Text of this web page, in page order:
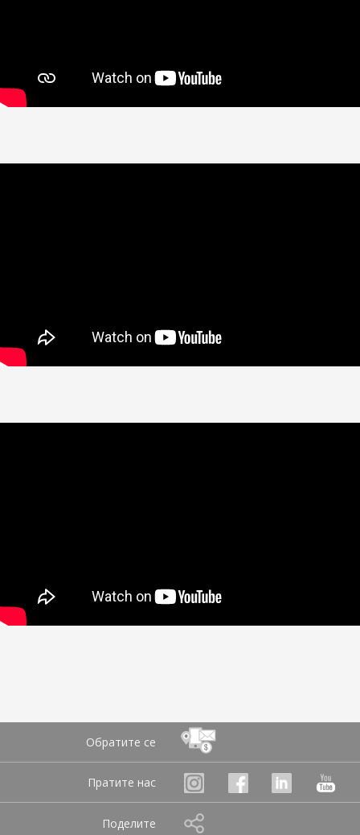
Пратите нас
Поделите
Обратите се